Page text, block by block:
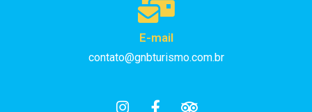
E-mail
contato@gnbturismo.com.br